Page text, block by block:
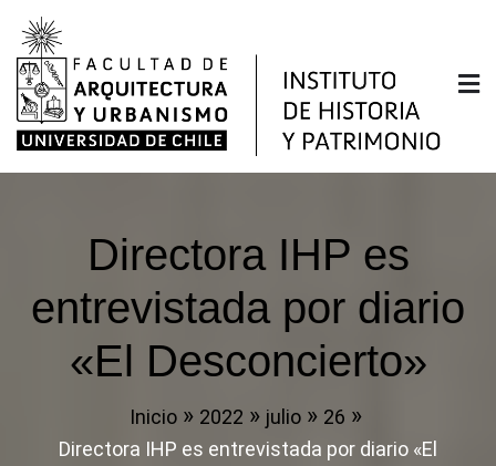
Saltar
contenido
Instituto de Historia y
Patrimonio
Facultad de Arquitectura y Urbanismo de la
Directora IHP es
entrevistada por diario
«El Desconcierto»
Inicio 2022 julio
26
Directora IHP es entrevistada por diario «El